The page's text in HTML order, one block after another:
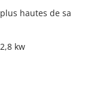
tracteur
hautes de sa
kw